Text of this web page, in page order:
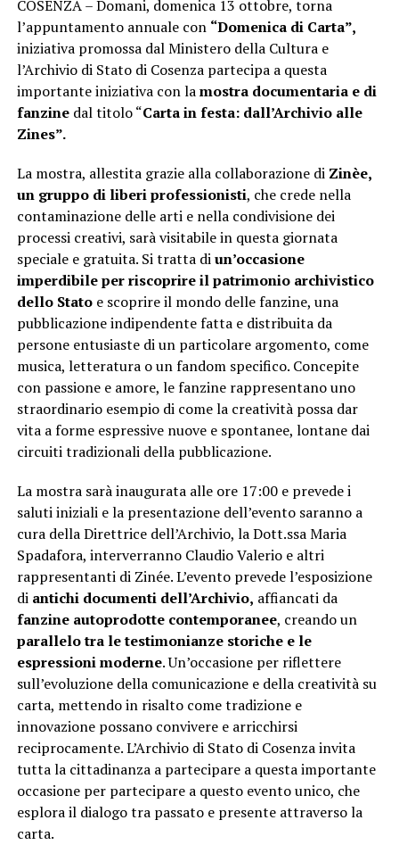
COSENZA – Domani, domenica 13 ottobre, torna
l’appuntamento annuale con “Domenica di Carta”,
iniziativa promossa dal Ministero della Cultura e
l’Archivio di Stato di Cosenza partecipa a questa
importante iniziativa con lamostra documentaria e di
fanzinedal titolo “Carta in festa: dall’Archivio alle
Zines”.
La mostra, allestita grazie alla collaborazione di Zinèe,
un gruppo di liberi professionisti, che crede nella
contaminazione delle arti e nella condivisione dei
processi creativi, sarà visitabile in questa giornata
speciale e gratuita. Si tratta diun’occasione
imperdibile per riscoprire il patrimonio archivistico
dello Statoe scoprire il mondo delle fanzine, una
pubblicazione indipendente fatta e distribuita da
persone entusiaste di un particolare argomento, come
musica, letteratura o un fandom specifico. Concepite
con passione e amore, le fanzine rappresentano uno
straordinario esempio di come la creatività possa dar
vita a forme espressive nuove e spontanee, lontane dai
circuiti tradizionali della pubblicazione.
La mostra sarà inaugurata alle ore 17:00 e prevede i
saluti iniziali e la presentazione dell’evento saranno a
cura della Direttrice dell’Archivio, la Dott.ssa Maria
Spadafora, interverranno Claudio Valerio e altri
rappresentanti di Zinée. L’evento prevede l’esposizione
di antichi documenti dell’Archivio, affiancati da
fanzine autoprodotte contemporanee, creando un
parallelo tra le testimonianze storiche e le
espressioni moderne. Un’occasione per riflettere
sull’evoluzione della comunicazione e della creatività su
carta, mettendo in risalto come tradizione e
innovazione possano convivere e arricchirsi
reciprocamente. L’Archivio di Stato di Cosenza invita
tutta la cittadinanza a partecipare a questa importante
occasione per partecipare a questo evento unico, che
esplora il dialogo tra passato e presente attraverso la
carta.